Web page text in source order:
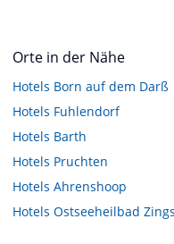
Orte in der Nähe
Hotels Born auf dem Darß
Hotels Fuhlendorf
Hotels Barth
Hotels Pruchten
Hotels Ahrenshoop
Hotels Ostseeheilbad